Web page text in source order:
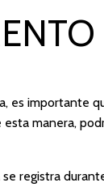
es importante
manera,
registra